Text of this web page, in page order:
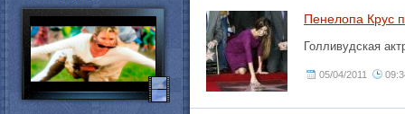
Пенелопа Крус
Голливудская
05/04/2011